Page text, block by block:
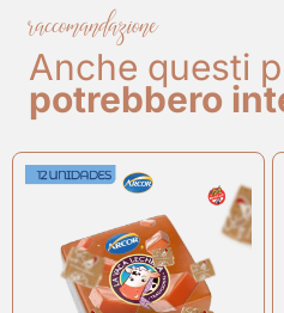
raccomandazione
Anche questi
potrebbero